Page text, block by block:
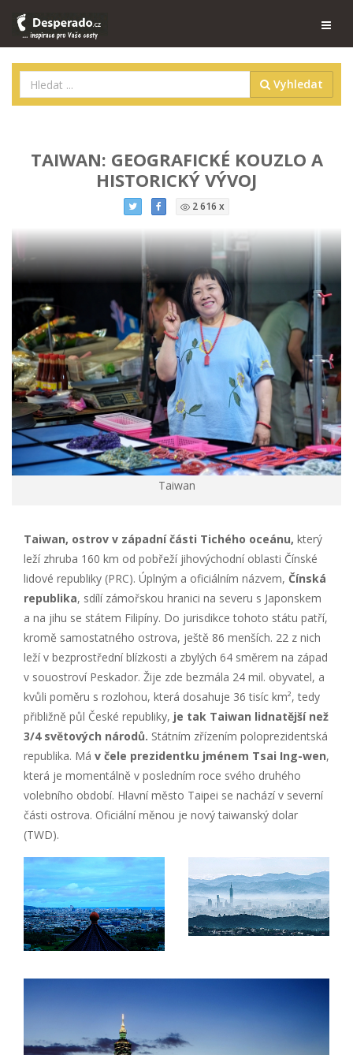
Vyhledat
TAIWAN: GEOGRAFICKÉ KOUZLO A
HISTORICKÝ VÝVOJ
2 616 x
Taiwan
Taiwan, ostrov v západní části Tichého oceánu, který
leží zhruba 160 km od pobřeží jihovýchodní oblasti Čínské
lidové republiky (PRC). Úplným a oficiálním názvem, Čínská
republika, sdílí zámořskou hranici na severu s Japonskem
a na jihu se státem Filipíny. Do jurisdikce tohoto státu patří,
kromě samostatného ostrova, ještě 86 menších. 22 z nich
leží v bezprostřední blízkosti a zbylých 64 směrem na západ
v souostroví Peskador. Žije zde bezmála 24 mil. obyvatel, a
kvůli poměru s rozlohou, která dosahuje 36 tisíc km², tedy
přibližně půl České republiky, je tak Taiwan lidnatější než
3/4 světových národů. Státním zřízením poloprezidentská
republika. Má v čele prezidentku jménem Tsai Ing-wen,
která je momentálně v posledním roce svého druhého
volebního období. Hlavní město Taipei se nachází v severní
části ostrova. Oficiální měnou je nový taiwanský dolar
(TWD).